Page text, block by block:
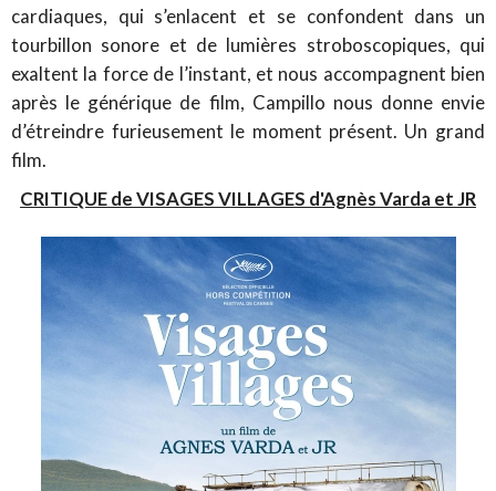
cardiaques, qui s’enlacent et se confondent dans un
tourbillon sonore et de lumières stroboscopiques, qui
exaltent la force de l’instant, et nous accompagnent bien
après le générique de film, Campillo nous donne envie
d’étreindre furieusement le moment présent. Un grand
film.
CRITIQUE de VISAGES VILLAGES d'Agnès Varda et JR